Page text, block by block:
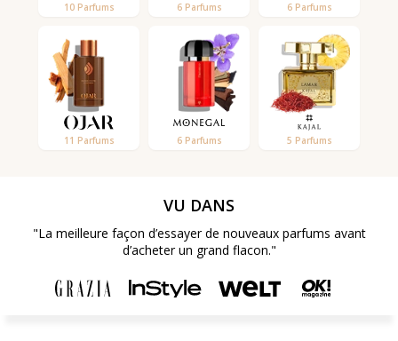
10 Parfums 6 Parfums 6 Parfums
11 Parfums 6 Parfums 5 Parfums
VU DANS
"La meilleure façon d’essayer de nouveaux parfums avant
d’acheter un grand flacon."